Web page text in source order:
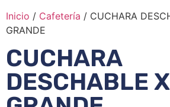
Inicio / Cafetería / CUCHARA
GRANDE
CUCHARA
DESCHABLE